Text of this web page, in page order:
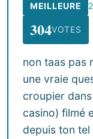
MEILLEURE
304VOTES
non taas pas
une vraie
croupier
casino) filmé
depuis ton